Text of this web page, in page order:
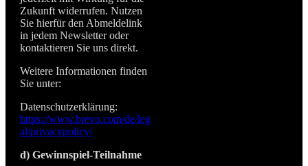
Zukunft widerrufen. Nutzen
Sie hierfür den Abmeldelink
in jedem Newsletter oder
kontaktieren Sie uns direkt.
Weitere Informationen finden
Sie unter:
Datenschutzerklärung:
https://www.brevo.com/de/leg
al/privacypolicy/
d) Gewinnspiel-Teilnahme